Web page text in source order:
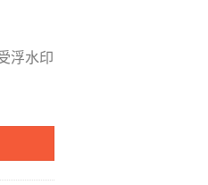
浮水印